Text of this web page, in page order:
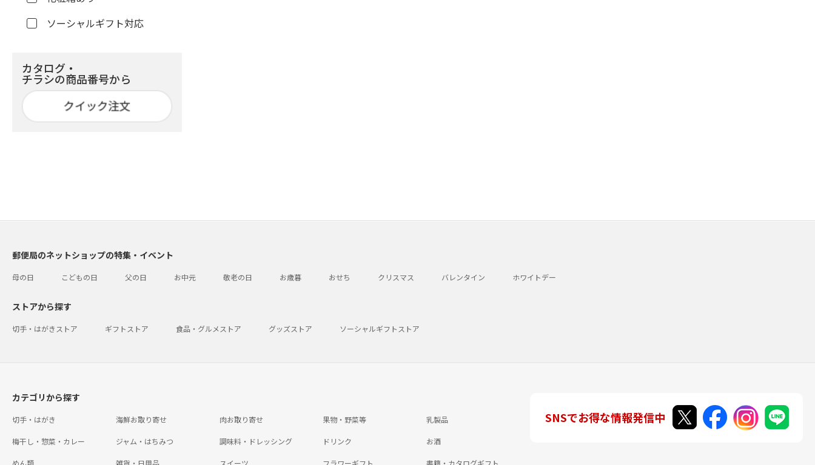
ソーシャルギフト対応
カタログ・
チラシの商品番号から
郵便局のネットショップの特集・イベント
母の日 こどもの日 父の日 お中元 敬老の日 お歳暮 おせち クリスマス バレンタイン ホワイトデー
ストアから探す
切手・はがきストア ギフトストア 食品・グルメストア グッズストア ソーシャルギフトストア
カテゴリから探す
切手・はがき 海鮮お取り寄せ 肉お取り寄せ 果物・野菜等 乳製品
梅干し・惣菜・カレー ジャム・はちみつ 調味料・ドレッシング ドリンク お酒
めん類 雑貨・日用品 スイーツ フラワーギフト 書籍・カタログギフト
SNSでお得な情報発信中